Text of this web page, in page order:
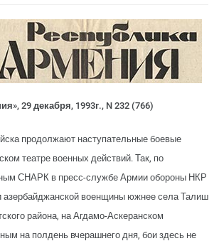
29 декабря, 1993г., N 232 (766)
продолжают наступательные боевые
театре военных действий. Так, по
СНАРК в пресс-службе Армии обороны НКР
азербайджанской военщины южнее села Талиш
района, на Агдамо-Аскеранском
на полдень вчерашнего дня, бои здесь не